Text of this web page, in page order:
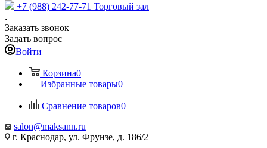
+7 (988) 242-77-71 Торговый зал
Заказать звонок
Задать вопрос
Войти
Корзина0
Избранные товары0
Сравнение товаров0
salon@maksann.ru
г. Краснодар, ул. Фрунзе, д. 186/2